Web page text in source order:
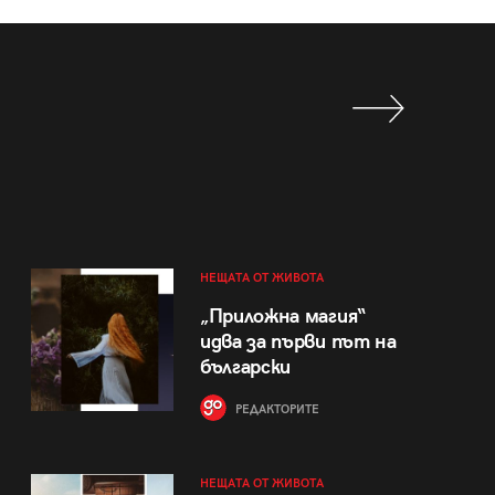
НЕЩАТА ОТ ЖИВОТА
„Приложна магия“
идва за първи път на
български
РЕДАКТОРИТЕ
НЕЩАТА ОТ ЖИВОТА